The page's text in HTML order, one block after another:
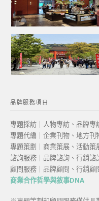
品牌服務項目
專題採訪｜人物專訪、品牌
專題代編｜企業刊物、地方
專題策劃｜商業策展、活動
諮詢服務｜品牌諮詢、行銷
顧問服務｜品牌顧問、行銷顧
商業合作哲學與敘事DNA